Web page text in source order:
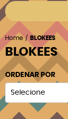
BLOKEES
Home BLOKEES
ORDENAR POR
Selecione